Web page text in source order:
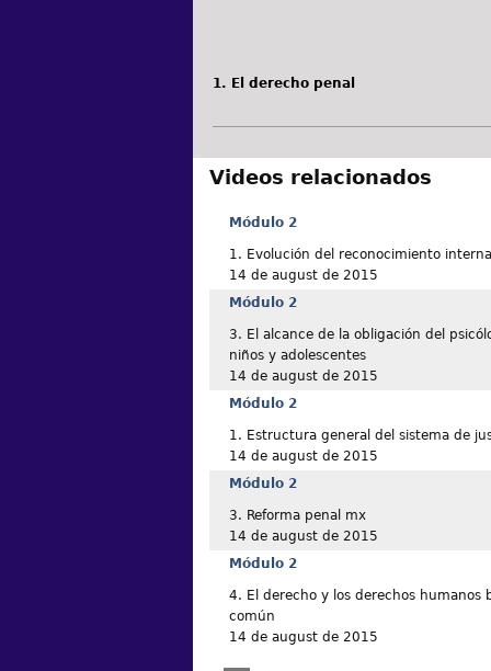
1. El derecho penal
Videos relacionados
Módulo 2
1. Evolución del reconocimiento
14 de august de 2015
Módulo 2
3. El alcance de la obligación del
niños y adolescentes
14 de august de 2015
Módulo 2
1. Estructura general del sistema de
14 de august de 2015
Módulo 2
3. Reforma penal mx
14 de august de 2015
Módulo 2
4. El derecho y los derechos humanos
común
14 de august de 2015